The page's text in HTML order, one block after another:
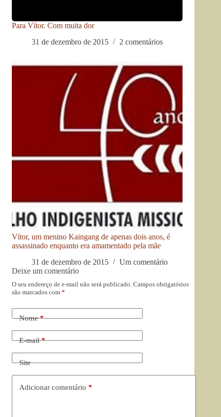
Para Vítor. Com muita dor
31 de dezembro de 2015
2 comentários
Vítor, um menino Kaingang de apenas dois anos, é
assassinado enquanto era amamentado pela mãe
31 de dezembro de 2015
Um comentário
Deixe um comentário
O seu endereço de e-mail não será publicado. Campos obrigatórios
são marcados com *
Nome*
E-mail*
Site
Adicionar comentário *